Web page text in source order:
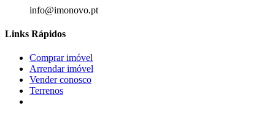
info@imonovo.pt
Links Rápidos
Comprar imóvel
Arrendar imóvel
Vender conosco
Terrenos